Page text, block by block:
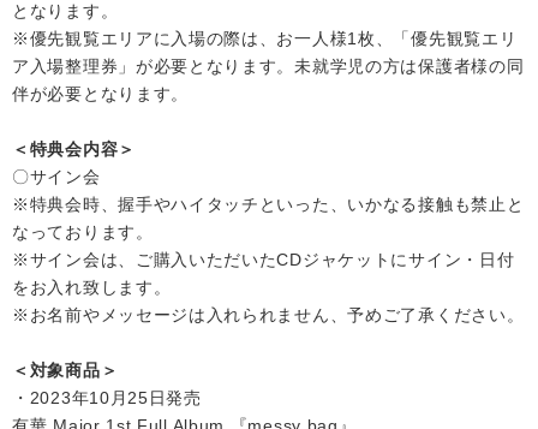
となります。
※優先観覧エリアに入場の際は、お一人様1枚、「優先観覧エリ
ア入場整理券」が必要となります。未就学児の方は保護者様の同
伴が必要となります。
＜特典会内容＞
〇サイン会
※特典会時、握手やハイタッチといった、いかなる接触も禁止と
なっております。
※サイン会は、ご購入いただいたCDジャケットにサイン・日付
をお入れ致します。
※お名前やメッセージは入れられません、予めご了承ください。
＜対象商品＞
・2023年10月25日発売